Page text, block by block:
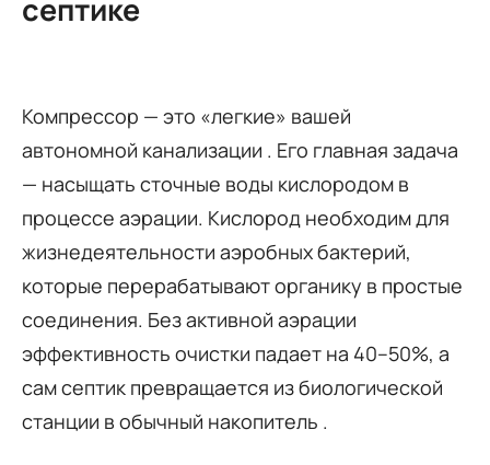
септике
Компрессор — это «легкие» вашей
автономной канализации . Его главная задача
— насыщать сточные воды кислородом в
процессе аэрации. Кислород необходим для
жизнедеятельности аэробных бактерий,
которые перерабатывают органику в простые
соединения. Без активной аэрации
эффективность очистки падает на 40–50%, а
сам септик превращается из биологической
станции в обычный накопитель .